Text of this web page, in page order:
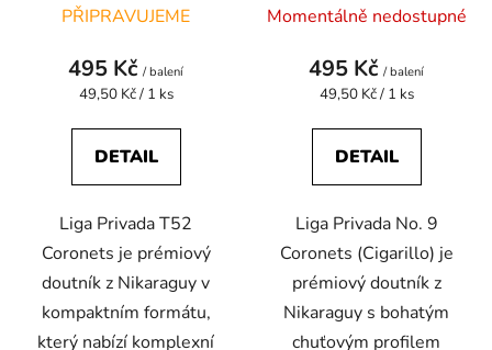
PŘIPRAVUJEME
495 Kč / balení
Měrná
49,50 Kč / 1 ks
DETAIL
Liga Privada T52
Coronets je prémiový
doutník z Nikaraguy v
kompaktním formátu,
který nabízí komplexní
Momentálně nedostupné
495 Kč / balení
Měrná
49,50 Kč / 1 ks
DETAIL
Liga Privada No. 9
Coronets (Cigarillo) je
prémiový doutník z
Nikaraguy s bohatým
chuťovým profilem